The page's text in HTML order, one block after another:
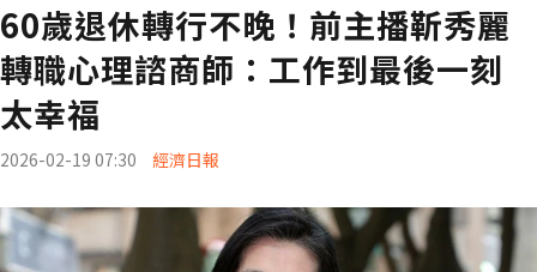
60歲退休轉行不晚！前主播靳秀麗
轉職心理諮商師：工作到最後一刻
太幸福
2026-02-19 07:30 經濟日報